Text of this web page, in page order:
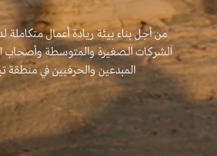
من أجل بناء بيئة ريادة أعمال متكاملة
الشركات الصغيرة والمتوسطة وأصحاب
المبدعين والحرفيين في منطقة